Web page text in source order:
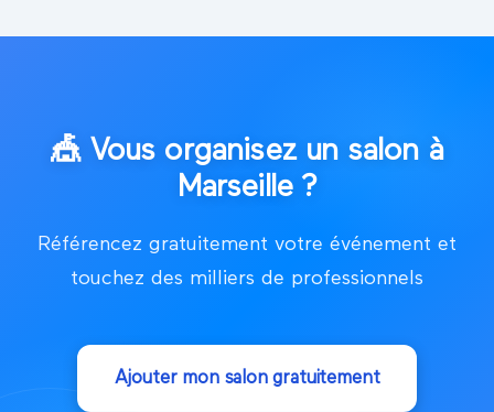
🎪Vous organisez un salon à
Marseille?
Référencez gratuitement votre événement et
touchez des milliers de professionnels
Ajouter mon salon gratuitement